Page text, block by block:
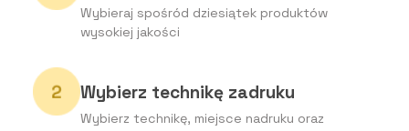
Wybieraj spośród dziesiątek produktów
wysokiej jakości
Wybierz technikę zadruku
Wybierz technikę, miejsce nadruku oraz